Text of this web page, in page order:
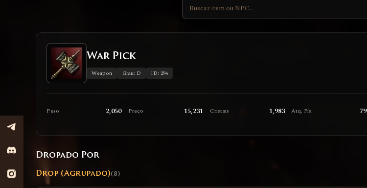
War Pick
Weapon Grau: D ID: 294
Peso 2,050 Preço 15,231 Cristais 1,983 Atq. Fís. 79
Dropado Por
Drop (Agrupado)(8)